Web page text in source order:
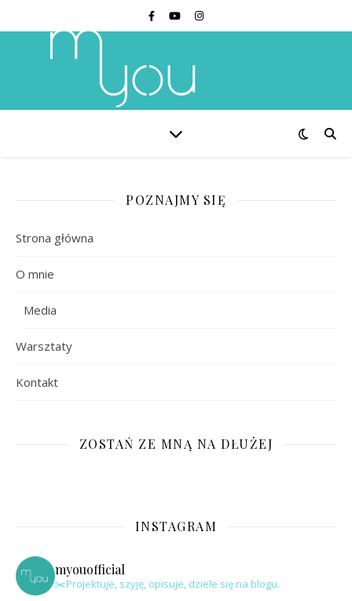
POZNAJMY SIĘ
Strona główna
O mnie
Media
Warsztaty
Kontakt
ZOSTAŃ ZE MNĄ NA DŁUŻEJ
INSTAGRAM
myouofficial
✂️Projektuje, szyję, opisuje, dziele się na blogu.